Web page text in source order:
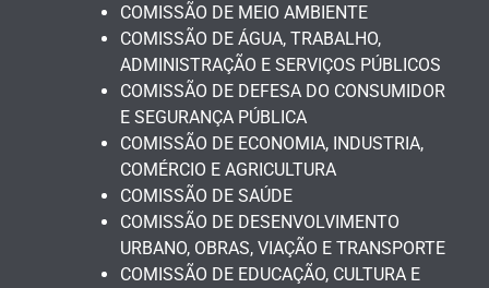
COMISSÃO DE MEIO AMBIENTE
COMISSÃO DE ÁGUA, TRABALHO,
ADMINISTRAÇÃO E SERVIÇOS PÚBLICOS
COMISSÃO DE DEFESA DO CONSUMIDOR
E SEGURANÇA PÚBLICA
COMISSÃO DE ECONOMIA, INDUSTRIA,
COMÉRCIO E AGRICULTURA
COMISSÃO DE SAÚDE
COMISSÃO DE DESENVOLVIMENTO
URBANO, OBRAS, VIAÇÃO E TRANSPORTE
COMISSÃO DE EDUCAÇÃO, CULTURA E